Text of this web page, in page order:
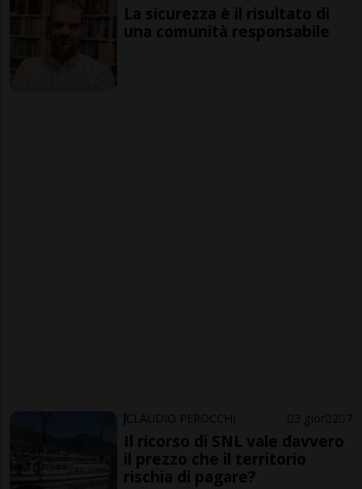
La sicurezza è il risultato di
una comunità responsabile
CLAUDIO PEROCCHI 3 gior 2 7
Il ricorso di SNL vale davvero
il prezzo che il territorio
rischia di pagare?